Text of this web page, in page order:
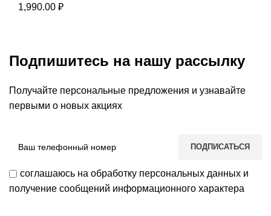
1,990.00 ₽
Подпишитесь на нашу рассылку
Получайте персональные предложения и узнавайте
первыми о новых акциях
соглашаюсь на обработку персональных данных и
получение сообщений информационного характера